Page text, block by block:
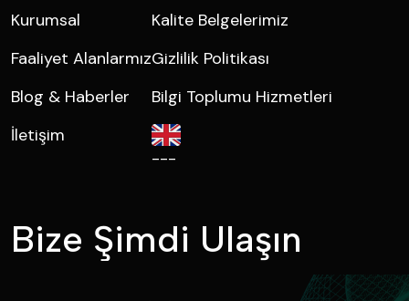
Kurumsal
Faaliyet Alanlarmız
Blog & Haberler
İletişim
Kalite Belgelerimiz
Gizlilik Politikası
Bilgi Toplumu Hizmetleri
---
Bize Şimdi Ulaşın